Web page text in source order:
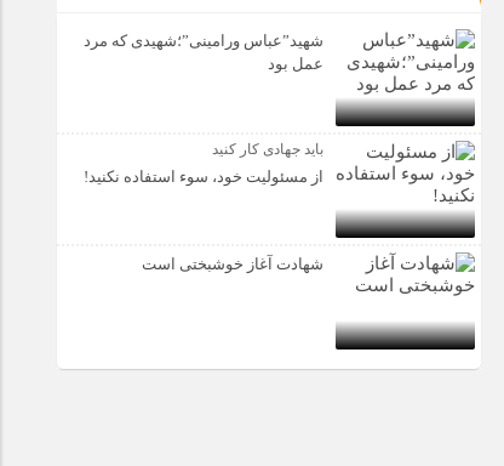
شهید”عباس ورامینی”؛شهیدی که مرد
عمل بود
باید جهادی کار کنید
از مسئولیت خود، سوء استفاده نکنید!
شهادت آغاز خوشبختی است